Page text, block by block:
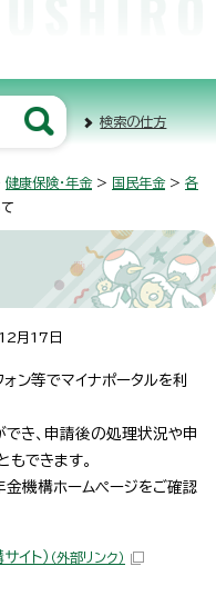
検索の仕方
健康保険・年金> 国民年金> 各
月17日
ン等でマイナポータルを利
き、申請後の処理状況や申
できます。
機構ホームページをご確認
イト） （外部リンク）